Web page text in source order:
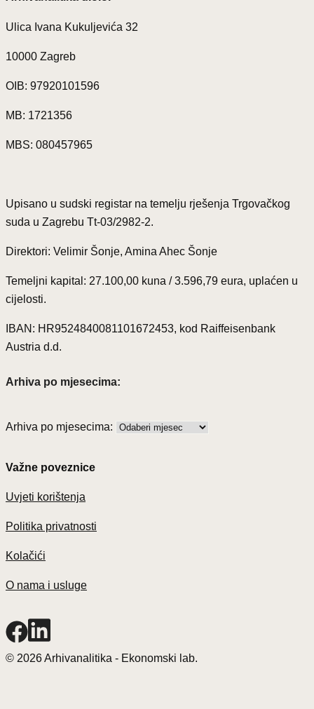
Ulica Ivana Kukuljevića 32
10000 Zagreb
OIB: 97920101596
MB: 1721356
MBS: 080457965
Upisano u sudski registar na temelju rješenja Trgovačkog
suda u Zagrebu Tt-03/2982-2.
Direktori: Velimir Šonje, Amina Ahec Šonje
Temeljni kapital: 27.100,00 kuna / 3.596,79 eura, uplaćen u
cijelosti.
IBAN: HR9524840081101672453, kod Raiffeisenbank
Austria d.d.
Arhiva po mjesecima:
Arhiva po mjesecima:
Važne poveznice
Uvjeti korištenja
Politika privatnosti
Kolačići
O nama i usluge
© 2026 Arhivanalitika - Ekonomski lab.